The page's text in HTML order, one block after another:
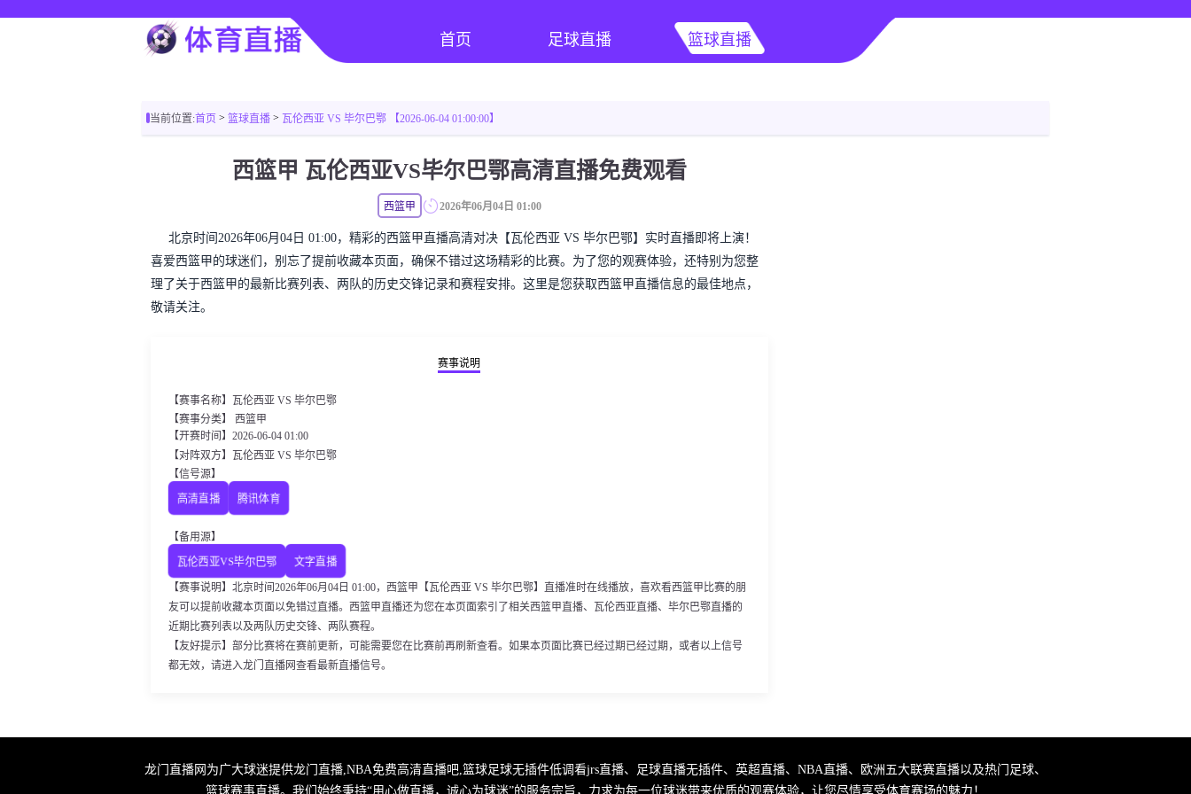
首页 足球直播 篮球直播
当前位置:首页 > 篮球直播 > 瓦伦西亚 VS 毕尔巴鄂 【2026-06-04 01:00:00】
西篮甲 瓦伦西亚VS毕尔巴鄂高清直播免费观看
西篮甲 2026年06月04日 01:00
北京时间2026年06月04日 01:00，精彩的西篮甲直播高清对决【瓦伦西亚 VS 毕尔巴鄂】实时直播即将上演！
喜爱西篮甲的球迷们，别忘了提前收藏本页面，确保不错过这场精彩的比赛。为了您的观赛体验，还特别为您整
理了关于西篮甲的最新比赛列表、两队的历史交锋记录和赛程安排。这里是您获取西篮甲直播信息的最佳地点，
敬请关注。
赛事说明
【赛事名称】瓦伦西亚 VS 毕尔巴鄂
【赛事分类】 西篮甲
【开赛时间】2026-06-04 01:00
【对阵双方】瓦伦西亚 VS 毕尔巴鄂
【信号源】
高清直播 腾讯体育
【备用源】
瓦伦西亚VS毕尔巴鄂 文字直播
【赛事说明】北京时间2026年06月04日 01:00，西篮甲【瓦伦西亚 VS 毕尔巴鄂】直播准时在线播放，喜欢看西篮甲比赛的朋
友可以提前收藏本页面以免错过直播。西篮甲直播还为您在本页面索引了相关西篮甲直播、瓦伦西亚直播、毕尔巴鄂直播的
近期比赛列表以及两队历史交锋、两队赛程。
【友好提示】部分比赛将在赛前更新，可能需要您在比赛前再刷新查看。如果本页面比赛已经过期已经过期，或者以上信号
都无效，请进入龙门直播网查看最新直播信号。
龙门直播网为广大球迷提供龙门直播,NBA免费高清直播吧,篮球足球无插件低调看jrs直播、足球直播无插件、英超直播、NBA直播、欧洲五大联赛直播以及热门足球、
篮球赛事直播。我们始终秉持“用心做直播，诚心为球迷”的服务宗旨，力求为每一位球迷带来优质的观赛体验，让您尽情享受体育赛场的魅力！